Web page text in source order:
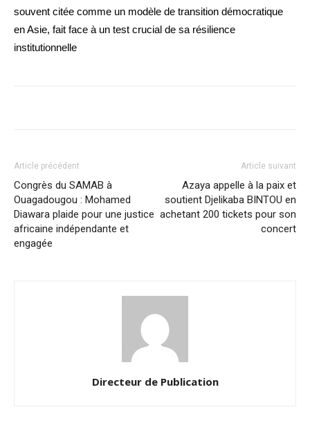
souvent citée comme un modèle de transition démocratique
en Asie, fait face à un test crucial de sa résilience
institutionnelle
Article précédent
Congrès du SAMAB à
Ouagadougou : Mohamed
Diawara plaide pour une justice
africaine indépendante et
engagée
Article suivant
Azaya appelle à la paix et
soutient Djelikaba BINTOU en
achetant 200 tickets pour son
concert
Directeur de Publication